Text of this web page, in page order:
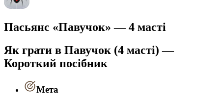
Пасьянс «Павучок» — 4 масті
Як грати в Павучок (4 масті) —
Короткий посібник
Мета